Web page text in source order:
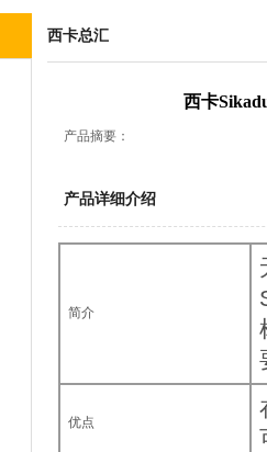
西卡总汇
西卡
产品摘要：
产品详细介绍
简介
优点